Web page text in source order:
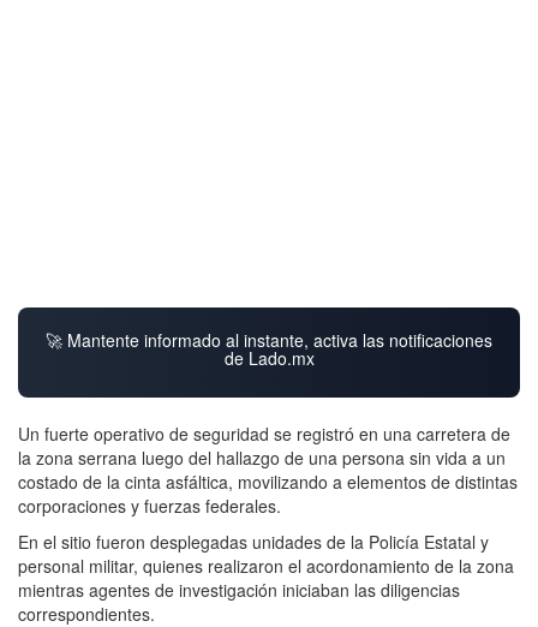
🚀 Mantente informado al instante, activa las notificaciones
de Lado.mx
Un fuerte operativo de seguridad se registró en una carretera de
la zona serrana luego del hallazgo de una persona sin vida a un
costado de la cinta asfáltica, movilizando a elementos de distintas
corporaciones y fuerzas federales.
En el sitio fueron desplegadas unidades de la Policía Estatal y
personal militar, quienes realizaron el acordonamiento de la zona
mientras agentes de investigación iniciaban las diligencias
correspondientes.